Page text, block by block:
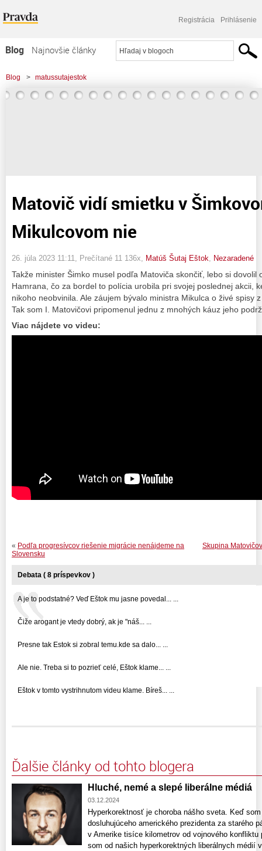
Registrácia Prihlásenie
Blog
Najnovšie články
Najčítanejšie články
Najkomentovanejšie články
Blog > matussutajestok
> Matovič vidí smietku v Šimkovom oku. Brvno v Mikulcovom nie
Matovič vidí smietku v
Mikulcovom nie
26. júla 2023 11:11 , Prečítané 11 136x, Matúš Šutaj Eštok Nezaradené
Takže minister Šimko musel podľa Matoviča skončiť, lebo si dovolil
Hamrana, čo za bordel to polícia urobila pri svojej poslednej akcii,
nikoho neobvinila. Ale záujem bývalo ministra Mikulca o živé spisy
Tak som I. Matovičovi pripomenul jednu z mnohých káuz jeho
Viac nájdete vo videu:
Skupina
« Podľa progresívcov riešenie migrácie nenájdeme na
Slovensku
Debata ( 8 príspevkov )
A je to podstatné? Veď Eštok mu jasne povedal... ...
Čiže arogant je vtedy dobrý, ak je "náš... ...
Presne tak Estok si zobral temu.kde sa dalo... ...
Ale nie. Treba si to pozrieť celé, Eštok klame... ...
Eštok v tomto vystrihnutom videu klame. Bíreš... ...
Ďalšie články od tohto blogera
Hluché, nemé a slepé liberálne médiá
03.12.2024
Hyperkorektnosť je choroba nášho sveta. Keď
dosluhujúceho amerického prezidenta za starého
v Amerike tisíce kilometrov od vojnového
som od našich hyperkorektných liberálnych médií